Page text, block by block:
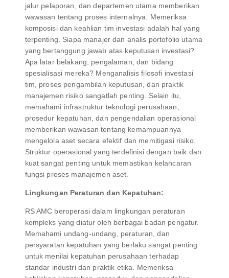
jalur pelaporan, dan departemen utama memberikan
wawasan tentang proses internalnya. Memeriksa
komposisi dan keahlian tim investasi adalah hal yang
terpenting. Siapa manajer dan analis portofolio utama
yang bertanggung jawab atas keputusan investasi?
Apa latar belakang, pengalaman, dan bidang
spesialisasi mereka? Menganalisis filosofi investasi
tim, proses pengambilan keputusan, dan praktik
manajemen risiko sangatlah penting. Selain itu,
memahami infrastruktur teknologi perusahaan,
prosedur kepatuhan, dan pengendalian operasional
memberikan wawasan tentang kemampuannya
mengelola aset secara efektif dan memitigasi risiko.
Struktur operasional yang terdefinisi dengan baik dan
kuat sangat penting untuk memastikan kelancaran
fungsi proses manajemen aset.
Lingkungan Peraturan dan Kepatuhan:
RS AMC beroperasi dalam lingkungan peraturan
kompleks yang diatur oleh berbagai badan pengatur.
Memahami undang-undang, peraturan, dan
persyaratan kepatuhan yang berlaku sangat penting
untuk menilai kepatuhan perusahaan terhadap
standar industri dan praktik etika. Memeriksa